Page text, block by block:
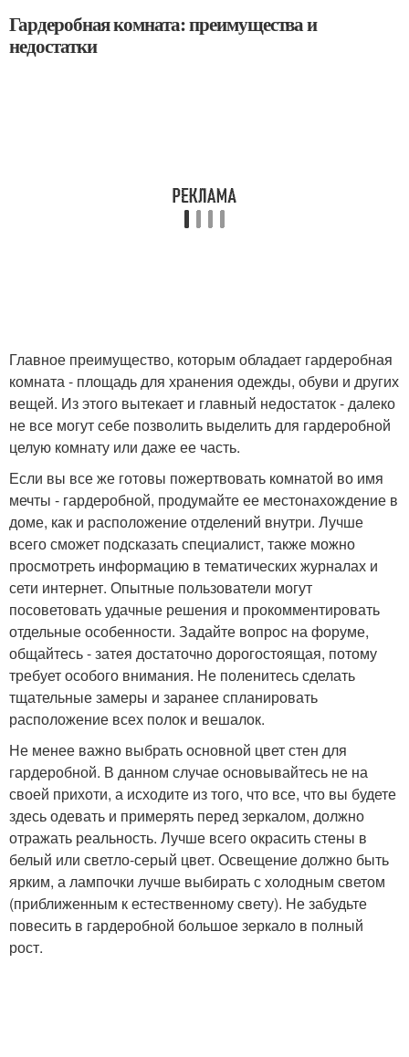
Гардеробная комната: преимущества и
недостатки
Главное преимущество, которым обладает гардеробная
комната - площадь для хранения одежды, обуви и других
вещей. Из этого вытекает и главный недостаток - далеко
не все могут себе позволить выделить для гардеробной
целую комнату или даже ее часть.
Если вы все же готовы пожертвовать комнатой во имя
мечты - гардеробной, продумайте ее местонахождение в
доме, как и расположение отделений внутри. Лучше
всего сможет подсказать специалист, также можно
просмотреть информацию в тематических журналах и
сети интернет. Опытные пользователи могут
посоветовать удачные решения и прокомментировать
отдельные особенности. Задайте вопрос на форуме,
общайтесь - затея достаточно дорогостоящая, потому
требует особого внимания. Не поленитесь сделать
тщательные замеры и заранее спланировать
расположение всех полок и вешалок.
Не менее важно выбрать основной цвет стен для
гардеробной. В данном случае основывайтесь не на
своей прихоти, а исходите из того, что все, что вы будете
здесь одевать и примерять перед зеркалом, должно
отражать реальность. Лучше всего окрасить стены в
белый или светло-серый цвет. Освещение должно быть
ярким, а лампочки лучше выбирать с холодным светом
(приближенным к естественному свету). Не забудьте
повесить в гардеробной большое зеркало в полный
рост.